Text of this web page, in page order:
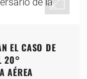
EL CASO DE
20°
AÉREA